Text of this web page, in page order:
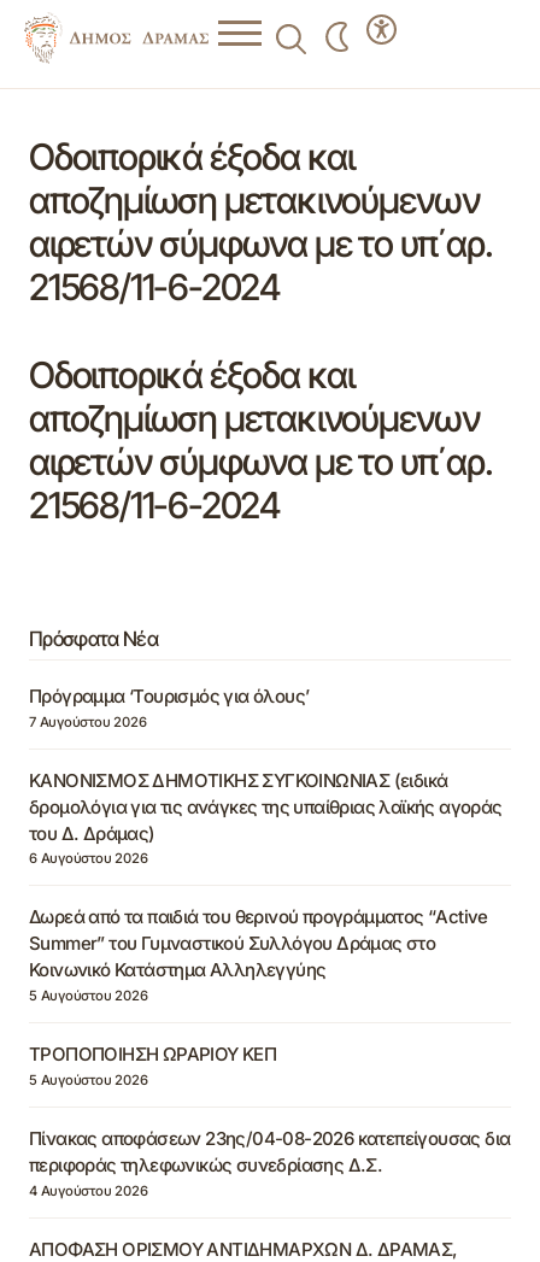
Οδοιπορικά έξοδα και
αποζημίωση μετακινούμενων
αιρετών σύμφωνα με το υπ΄αρ.
21568/11-6-2024
Οδοιπορικά έξοδα και
αποζημίωση μετακινούμενων
αιρετών σύμφωνα με το υπ΄αρ.
21568/11-6-2024
Πρόσφατα Νέα
Πρόγραμμα ‘Τουρισμός για όλους’
7 Αυγούστου 2026
ΚΑΝΟΝΙΣΜΟΣ ΔΗΜΟΤΙΚΗΣ ΣΥΓΚΟΙΝΩΝΙΑΣ (ειδικά
δρομολόγια για τις ανάγκες της υπαίθριας λαϊκής αγοράς
του Δ. Δράμας)
6 Αυγούστου 2026
Δωρεά από τα παιδιά του θερινού προγράμματος “Active
Summer” του Γυμναστικού Συλλόγου Δράμας στο
Κοινωνικό Κατάστημα Αλληλεγγύης
5 Αυγούστου 2026
ΤΡΟΠΟΠΟΙΗΣΗ ΩΡΑΡΙΟΥ ΚΕΠ
5 Αυγούστου 2026
Πίνακας αποφάσεων 23ης/04-08-2026 κατεπείγουσας δια
περιφοράς τηλεφωνικώς συνεδρίασης Δ.Σ.
4 Αυγούστου 2026
ΑΠΟΦΑΣΗ ΟΡΙΣΜΟΥ ΑΝΤΙΔΗΜΑΡΧΩΝ Δ. ΔΡΑΜΑΣ,